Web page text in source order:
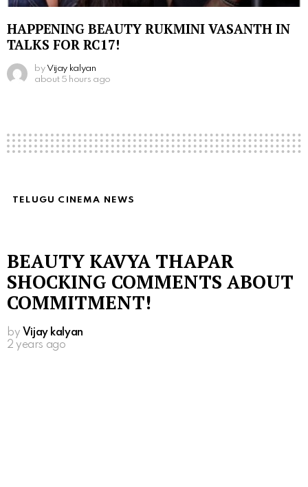
HAPPENING BEAUTY RUKMINI VASANTH IN
TALKS FOR RC17!
by Vijay kalyan
about 5 hours ago
TELUGU CINEMA NEWS
BEAUTY KAVYA THAPAR
SHOCKING COMMENTS ABOUT
COMMITMENT!
by Vijay kalyan
2 years ago